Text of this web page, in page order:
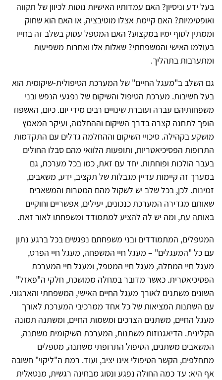
בעל ידע וניסיון? האם עמדותיו האישיות נוטות לכיוון של תקווה
ואופטימיות? האם קיימת אצלו מוטיבציה, או האם הוא שחוק
וממתין לסוף ימיו במקצוע? האם המטפל עסוק בשלב זה בחייו
בעולמו האישי והמשפחתי? שאלות אלו ואחרות משפיעות
ומתערבות בתהליך.
גם השלב ב"מעגל החיים" של המערכת הטיפולית-שיקומית הוא
בעל חשיבות. מערכת הטיפול והשיקום של נפגעי הנפש ובני
משפחותיהם עברה ועוברת שינויים רבים מידי יום. כיום, האשפוז
הופך לתחנה קצרה בדרך השיקום וההחלמה, ועיקר המאמץ
מושקע בקהילה. סיכויי השיקום וההחלמה גדלים עם התקדמות
התרופות הפסיכיאטריות, ותופעות הלוואי מהם סבלו החולים
בעבר הולכות ופוחתות. יחד עם זאת, כמו בכל מערכת, גם
במערך זה קיימות עדיין מגבלות של תקציב, ידע, משאבים,
זמינות. לכן, בכל שלב יש לשקול מהם המטרות והמשאבים
שאותם מגדירה המערכת כנכונים, יעילים, אפשריים וחוקיים
באותה עת, ומה יש לה להציע למתמודד ומשפחתו לאור זאת.
המטפלים, המתמודדים ובני משפחתם נפגשים בכל ברגע נתון
עם כל "המעגלים" – מעגל חיי המשפחה, מעגל חיי הפרט,
מעגל חיי המחלה, מעגל חיי המטפל, ומעגל חיי המערכת
הפסיכיאטרית. כאשר מדובר במחלה ממושכת, חלקי ה"פאזל"
השונים משתנים לאורך מעגל החיים האישי, המשפחתי והארגוני.
עם השתנות המציאות של כל אחד ממרכיבי המערכת לאורך
מעגל החיים, משתנים הצרכים ומשמות החיים, ומשתנה תמונה
הקלינית. הדיאגנוזות משתנות, המערכת השיקומית משתנה,
המשאבים משתנים, הטיפול התרופתי משתנה, מטפלים
מתחלפים, הקשר הטיפולי אינו יציב, ועוד. רמת ה"ליקוי" חשובה
אף היא: עד כמה החולה נפגע ונסוג מבחינה רגשית, מנטאלית